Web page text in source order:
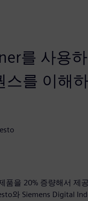
를 사용
스를 이해
품을 20% 증량해서 제
와 Siemens Digital